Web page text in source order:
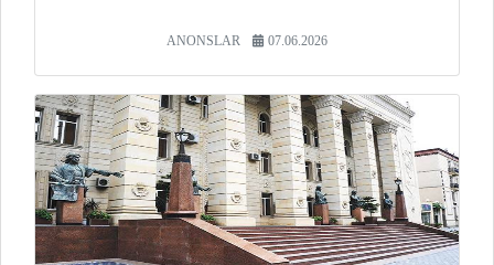
ANONSLAR 07.06.2026